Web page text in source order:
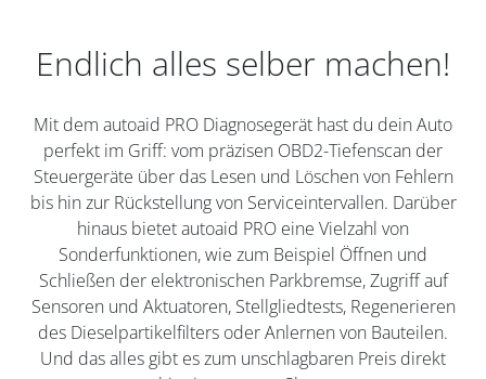
Endlich alles selber machen!
Mit dem autoaid PRO Diagnosegerät hast du dein Auto
perfekt im Griff: vom präzisen OBD2-Tiefenscan der
Steuergeräte über das Lesen und Löschen von Fehlern
bis hin zur Rückstellung von Serviceintervallen. Darüber
hinaus bietet autoaid PRO eine Vielzahl von
Sonderfunktionen, wie zum Beispiel Öffnen und
Schließen der elektronischen Parkbremse, Zugriff auf
Sensoren und Aktuatoren, Stellgliedtests, Regenerieren
des Dieselpartikelfilters oder Anlernen von Bauteilen.
Und das alles gibt es zum unschlagbaren Preis direkt